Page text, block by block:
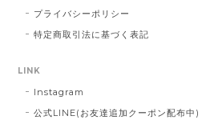
プライバシーポリシー
特定商取引法に基づく表記
LINK
Instagram
公式LINE(お友達追加クーポン配布中)